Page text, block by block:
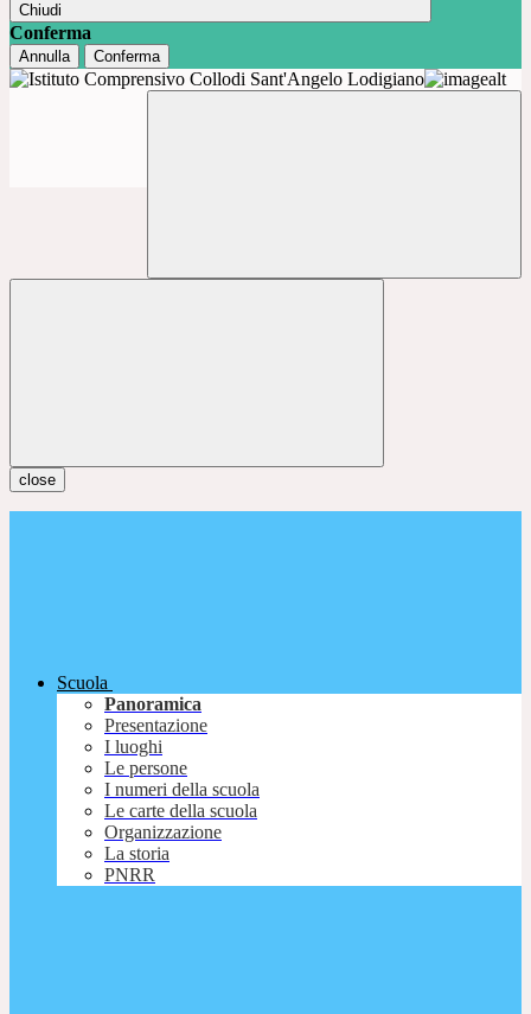
Chiudi
Conferma
Annulla Conferma
close
Scuola
Panoramica
Presentazione
I luoghi
Le persone
I numeri della scuola
Le carte della scuola
Organizzazione
La storia
PNRR